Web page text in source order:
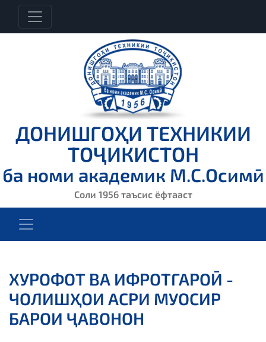
ДОНИШГОҲИ ТЕХНИКИИ
ТОҶИКИСТОН
ба номи академик М.С.Осимӣ
Соли 1956 таъсис ёфтааст
ХУРОФОТ ВА ИФРОТГАРОӢ -
ЧОЛИШҲОИ АСРИ МУОСИР
БАРОИ ҶАВОНОН